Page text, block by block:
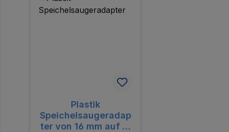
Plastik
Speichelsaugeradap
ter von 16 mm auf 11